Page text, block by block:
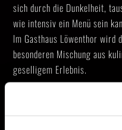
sich durch die Dunkelheit,
wie intensiv ein Menü sein
Im Gasthaus Löwenthor wird
besonderen Mischung aus
geselligem Erlebnis.